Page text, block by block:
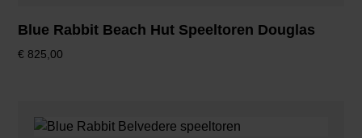
Blue Rabbit Beach Hut Speeltoren Douglas
€ 825,00